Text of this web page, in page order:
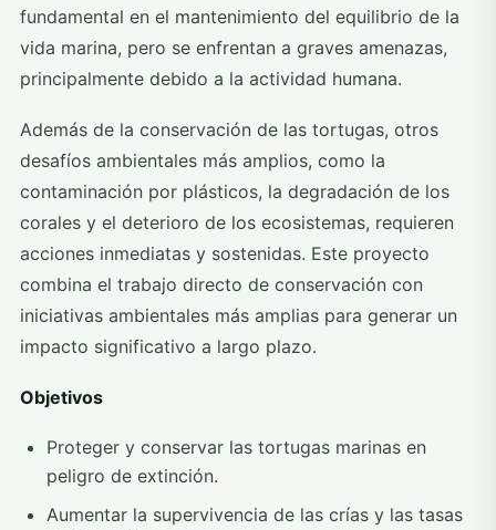
fundamental en el mantenimiento del equilibrio de la
vida marina, pero se enfrentan a graves amenazas,
principalmente debido a la actividad humana.
Además de la conservación de las tortugas, otros
desafíos ambientales más amplios, como la
contaminación por plásticos, la degradación de los
corales y el deterioro de los ecosistemas, requieren
acciones inmediatas y sostenidas. Este proyecto
combina el trabajo directo de conservación con
iniciativas ambientales más amplias para generar un
impacto significativo a largo plazo.
Objetivos
Proteger y conservar las tortugas marinas en
peligro de extinción.
Aumentar la supervivencia de las crías y las tasas